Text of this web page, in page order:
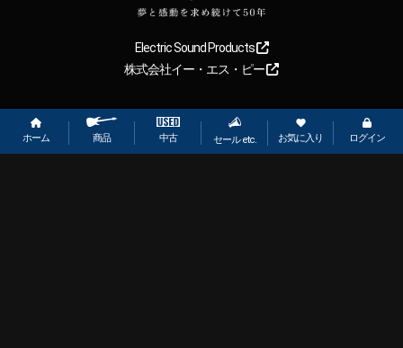
ホーム 商品 中古 セール etc. お気に入り ログイン
Electric Sound Products
株式会社イー・エス・ピー
Copyright 2026【ESP直営】BIGBOSS オンラインマーケット(ギター＆
ベース). All rights reserved.